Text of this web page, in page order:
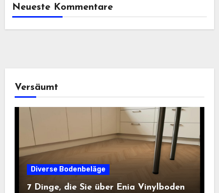
Neueste Kommentare
Versäumt
Diverse Bodenbeläge
7 Dinge, die Sie über Enia Vinylboden